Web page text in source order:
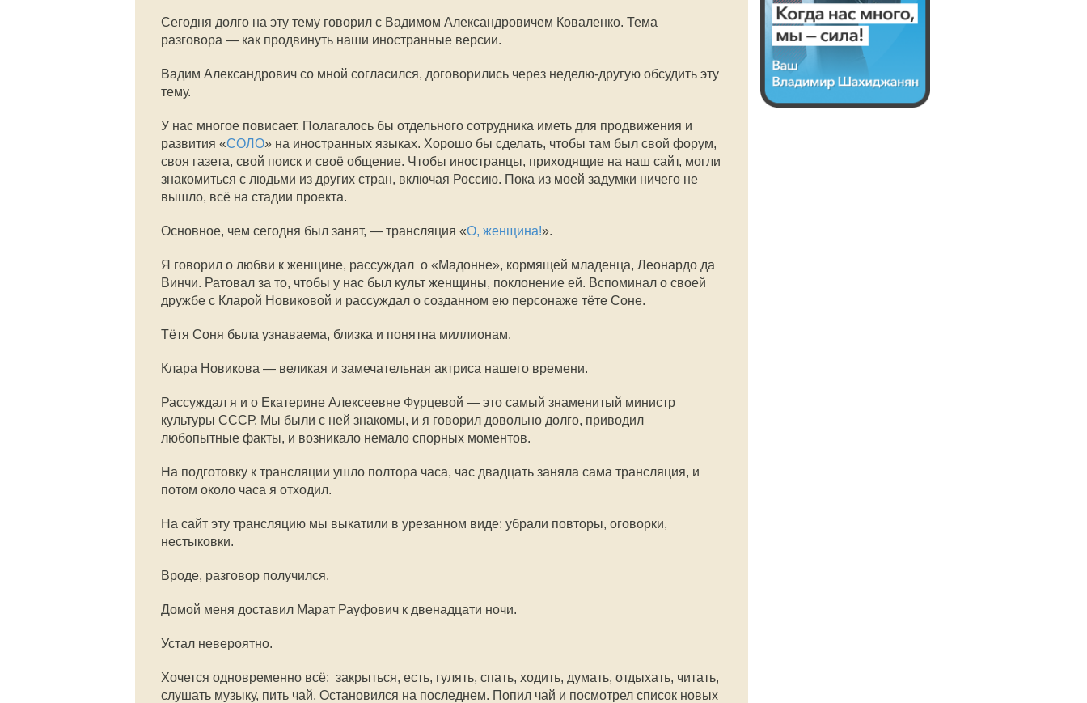
Сегодня долго на эту тему говорил с Вадимом Александровичем Коваленко. Тема
разговора — как продвинуть наши иностранные версии.
Вадим Александрович со мной согласился, договорились через неделю-другую обсудить эту
тему.
У нас многое повисает. Полагалось бы отдельного сотрудника иметь для продвижения и
развития «СОЛО» на иностранных языках. Хорошо бы сделать, чтобы там был свой форум,
своя газета, свой поиск и своё общение. Чтобы иностранцы, приходящие на наш сайт, могли
знакомиться с людьми из других стран, включая Россию. Пока из моей задумки ничего не
вышло, всё на стадии проекта.
Основное, чем сегодня был занят, — трансляция «О, женщина!».
Я говорил о любви к женщине, рассуждал о «Мадонне», кормящей младенца, Леонардо да
Винчи. Ратовал за то, чтобы у нас был культ женщины, поклонение ей. Вспоминал о своей
дружбе с Кларой Новиковой и рассуждал о созданном ею персонаже тёте Соне.
Тётя Соня была узнаваема, близка и понятна миллионам.
Клара Новикова — великая и замечательная актриса нашего времени.
Рассуждал я и о Екатерине Алексеевне Фурцевой — это самый знаменитый министр
культуры СССР. Мы были с ней знакомы, и я говорил довольно долго, приводил
любопытные факты, и возникало немало спорных моментов.
На подготовку к трансляции ушло полтора часа, час двадцать заняла сама трансляция, и
потом около часа я отходил.
На сайт эту трансляцию мы выкатили в урезанном виде: убрали повторы, оговорки,
нестыковки.
Вроде, разговор получился.
Домой меня доставил Марат Рауфович к двенадцати ночи.
Устал невероятно.
Хочется одновременно всё: закрыться, есть, гулять, спать, ходить, думать, отдыхать, читать,
слушать музыку, пить чай. Остановился на последнем. Попил чай и посмотрел список новых